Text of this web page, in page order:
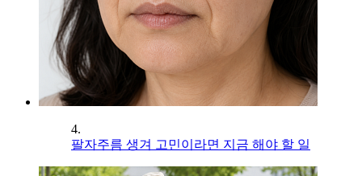
4.
팔자주름 생겨 고민이라면 지금 해야 할 일